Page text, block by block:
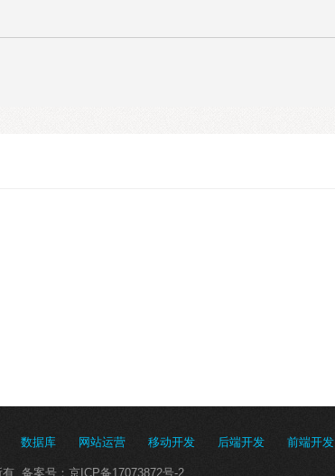
数据库 网站运营 移动开发 后端开发 前端开发
备案号： 京ICP备17073872号-2